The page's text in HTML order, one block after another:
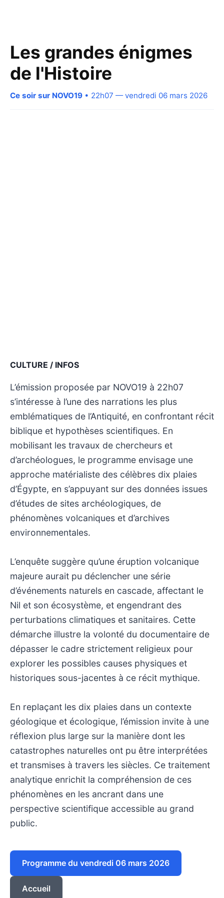
Les grandes énigmes
de l'Histoire
Ce soir sur NOVO19 • 22h07 — vendredi 06 mars 2026
CULTURE / INFOS
L’émission proposée par NOVO19 à 22h07
s’intéresse à l’une des narrations les plus
emblématiques de l’Antiquité, en confrontant récit
biblique et hypothèses scientifiques. En
mobilisant les travaux de chercheurs et
d’archéologues, le programme envisage une
approche matérialiste des célèbres dix plaies
d’Égypte, en s’appuyant sur des données issues
d’études de sites archéologiques, de
phénomènes volcaniques et d’archives
environnementales.
L’enquête suggère qu’une éruption volcanique
majeure aurait pu déclencher une série
d’événements naturels en cascade, affectant le
Nil et son écosystème, et engendrant des
perturbations climatiques et sanitaires. Cette
démarche illustre la volonté du documentaire de
dépasser le cadre strictement religieux pour
explorer les possibles causes physiques et
historiques sous-jacentes à ce récit mythique.
En replaçant les dix plaies dans un contexte
géologique et écologique, l’émission invite à une
réflexion plus large sur la manière dont les
catastrophes naturelles ont pu être interprétées
et transmises à travers les siècles. Ce traitement
analytique enrichit la compréhension de ces
phénomènes en les ancrant dans une
perspective scientifique accessible au grand
public.
Programme du vendredi 06 mars 2026
Accueil